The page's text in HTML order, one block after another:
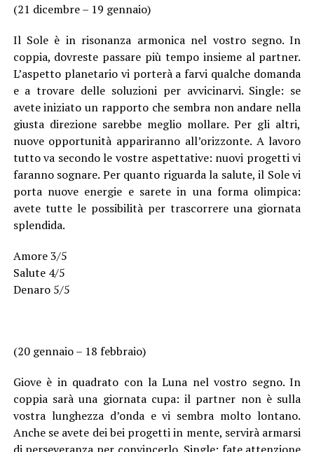
(21 dicembre – 19 gennaio)
Il Sole è in risonanza armonica nel vostro segno. In
coppia, dovreste passare più tempo insieme al partner.
L’aspetto planetario vi porterà a farvi qualche domanda
e a trovare delle soluzioni per avvicinarvi. Single: se
avete iniziato un rapporto che sembra non andare nella
giusta direzione sarebbe meglio mollare. Per gli altri,
nuove opportunità appariranno all’orizzonte. A lavoro
tutto va secondo le vostre aspettative: nuovi progetti vi
faranno sognare. Per quanto riguarda la salute, il Sole vi
porta nuove energie e sarete in una forma olimpica:
avete tutte le possibilità per trascorrere una giornata
splendida.
Amore 3/5
Salute 4/5
Denaro 5/5
(20 gennaio – 18 febbraio)
Giove è in quadrato con la Luna nel vostro segno. In
coppia sarà una giornata cupa: il partner non è sulla
vostra lunghezza d’onda e vi sembra molto lontano.
Anche se avete dei bei progetti in mente, servirà armarsi